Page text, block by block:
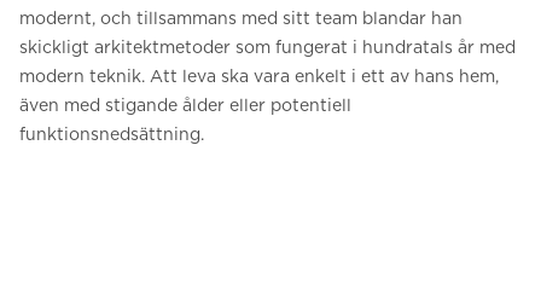
modernt, och tillsammans med sitt team blandar han
skickligt arkitektmetoder som fungerat i hundratals år med
modern teknik. Att leva ska vara enkelt i ett av hans hem,
även med stigande ålder eller potentiell
funktionsnedsättning.